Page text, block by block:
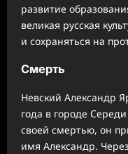
развитие
великая русская
и сохраняться на
Смерть
Невский Александр
года в городе
своей смертью, он
имя Александр.